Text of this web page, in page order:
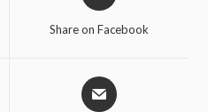
Share on Facebook